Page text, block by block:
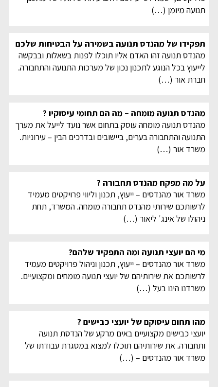
תנועה מיומן (…)
תפקידו של מהנדס תנועה בשמירה על הבטיחות שלכם
מהנדס תנועה זהו האדם אליו תוכלו לפנות בשאלות ובבקשה
לייעוץ בכל הנוגע לתכנון נכון של מערכות התנועה והתחבורה.
חברת אור (…)
מהנדס תנועה מומחה – מה הם תחומי עיסוקיו ?
מהנדס תנועה מומחה עוסק בתחום אשר נועד לייעל את מערך
התנועה והתחבורה בערים, ביישובים ובדרכים הבין – עירוניות.
משרד אור (…)
על מה מפקח מהנדס תחבורה ?
משרד אור מהנדסים – ייעוץ, תכנון וליווי פרויקטים מעמיד
לרשותכם שירותי מהנדס תחבורה מומחה. המשרד, תחת
ניהולו של אינג' ליאור (…)
מי הם יועצי תנועה ומה התפקיד שלהם?
משרד אור מהנדסים – ייעוץ, תכנון וניהול פרויקטים מעמיד
לרשותכם את שירותיהם של יועצי תנועה מומחים ומקצועיים.
משרדנו הינו בעל (…)
מהו תחום עיסוקם של יועצי כבישים ?
יועצי כבישים מקצועיים באים מרקע של הנדסת תנועה
ותחבורה. את שירותיהם תוכלו למצוא במסגרת עבודתו של
משרד אור מהנדסים – (…)